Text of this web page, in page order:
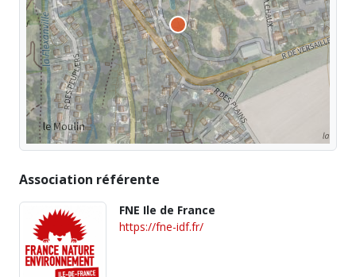
Association référente
FNE Ile de France
https://fne-idf.fr/